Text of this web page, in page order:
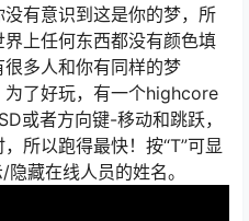
有意识到这是你的梦，所
上任何东西都没有颜色填
多人和你有同样的梦
了好玩，有一个highcore
或者方向键-移动和跳跃，
所以跑得最快！按“T”可显
藏在线人员的姓名。